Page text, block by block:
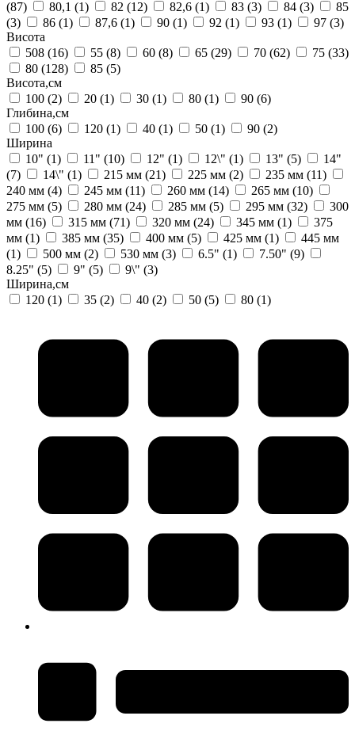
(87) 80,1 (1) 82 (12) 82,6 (1) 83 (3) 84 (3)
85
(3)
86 (1) 87,6 (1) 90 (1) 92 (1) 93 (1) 97 (3)
Висота
508 (16) 55 (8) 60 (8) 65 (29) 70 (62) 75 (33)
80 (128) 85 (5)
Висота,см
100 (2) 20 (1) 30 (1) 80 (1) 90 (6)
Глибина,см
100 (6) 120 (1) 40 (1) 50 (1) 90 (2)
Ширина
10" (1) 11" (10) 12" (1) 12\" (1) 13" (5)
14"
(7)
14\" (1) 215 мм (21) 225 мм (2) 235 мм (11)
240 мм (4) 245 мм (11) 260 мм (14) 265 мм (10)
275 мм (5) 280 мм (24) 285 мм (5) 295 мм (32)
300
мм (16) 315 мм (71) 320 мм (24) 345 мм (1)
375
мм (1) 385 мм (35) 400 мм (5) 425 мм (1)
445 мм
(1)
500 мм (2) 530 мм (3) 6.5" (1) 7.50" (9)
8.25" (5) 9" (5) 9\" (3)
Ширина,см
120 (1) 35 (2) 40 (2) 50 (5) 80 (1)